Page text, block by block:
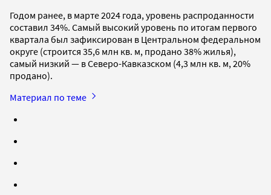
Годом ранее, в марте 2024 года, уровень распроданности
составил 34%. Самый высокий уровень по итогам первого
квартала был зафиксирован в Центральном федеральном
округе (строится 35,6 млн кв. м, продано 38% жилья),
самый низкий — в Северо-Кавказском (4,3 млн кв. м, 20%
продано).
Материал по теме